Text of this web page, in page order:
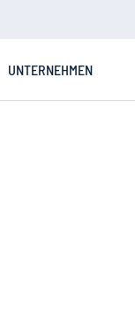
UNTERNEHMEN